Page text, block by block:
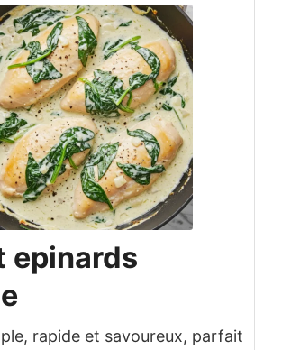
epinards
rapide et savoureux, parfait